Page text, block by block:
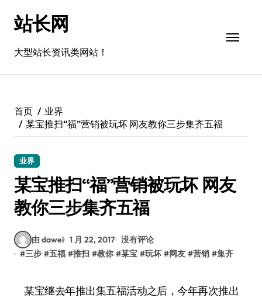
站长网
大型站长资讯类网站！
首页
业界
某宝推扫“福”营销被玩坏 网友教你三步集齐五福
业界
某宝推扫“福”营销被玩坏 网友
教你三步集齐五福
由 dawei 1 月 22, 2017 没有评论
#三步 #五福 #推扫 #教你 #某宝 #玩坏 #网友 #营销 #集齐
某宝继去年推出集五福活动之后，今年再次推出